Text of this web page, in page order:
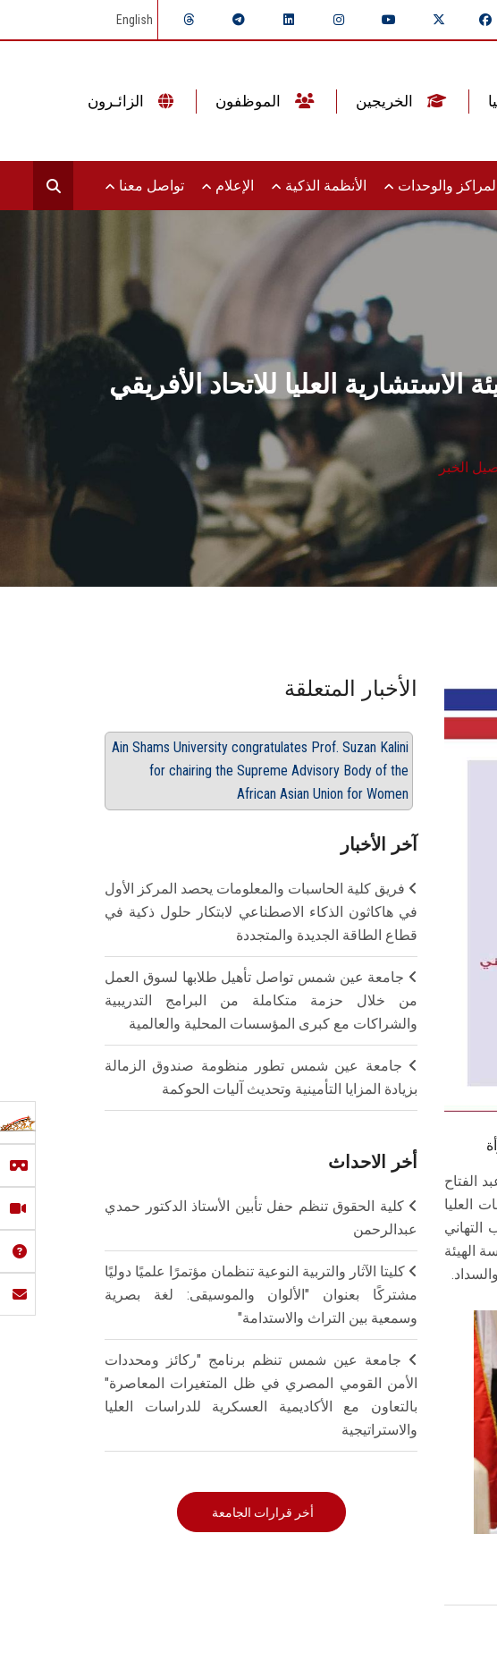
English
والوحدات الأنظمة الذكية الإعلام تواصل معنا
العليا للاتحاد الأفريقي
الخبر
الفتاح
العليا
الهيئة
الأخبار المتعلقة
Ain Shams University congratulates Prof. Suzan Kalini
for chairing the Supreme Advisory Body of the
African Asian Union for Women
آخر الأخبار
فريق كلية الحاسبات والمعلومات يحصد المركز الأول
في هاكاثون الذكاء الاصطناعي لابتكار حلول ذكية في
قطاع الطاقة الجديدة والمتجددة
جامعة عين شمس تواصل تأهيل طلابها لسوق العمل
من خلال حزمة متكاملة من البرامج التدريبية
والشراكات مع كبرى المؤسسات المحلية والعالمية
جامعة عين شمس تطور منظومة صندوق الزمالة
بزيادة المزايا التأمينية وتحديث آليات الحوكمة
أخر الاحداث
كلية الحقوق تنظم حفل تأبين الأستاذ الدكتور حمدي
عبدالرحمن
كليتا الآثار والتربية النوعية تنظمان مؤتمرًا علميًا دوليًا
مشتركًا بعنوان "الألوان والموسيقى: لغة بصرية
وسمعية بين التراث والاستدامة"
جامعة عين شمس تنظم برنامج "ركائز ومحددات
الأمن القومي المصري في ظل المتغيرات المعاصرة"
بالتعاون مع الأكاديمية العسكرية للدراسات العليا
والاستراتيجية
أخر قرارات الجامعة